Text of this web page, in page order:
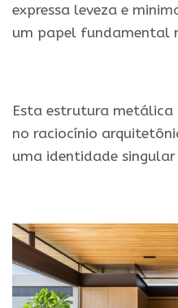
expressa leveza e
um papel fundamental
Esta estrutura
no raciocínio
uma identidade